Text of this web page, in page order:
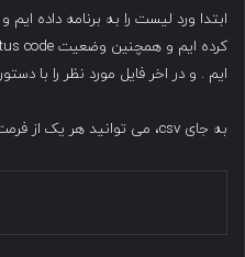
ایم . و در اخر فایل مورد نظر را با دستور cat مشاهده کردیم.
به جای csv، می توانید هر یک از فرمت های دیگر را مشخص کنید